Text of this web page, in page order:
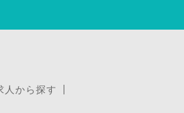
人から探す